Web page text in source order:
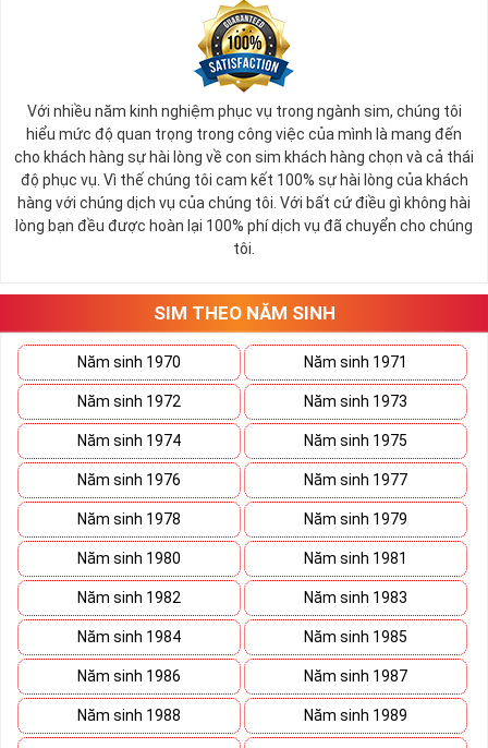
Ý nghĩa sim tứ quý 2
Theo quan niệm phong thủy
Số 2 tượng trưng cho sự cân bằng, hài hòa của âm dương và đất
trời. Sự cân bằng này giúp cho mọi việc đều thuận lợi và mang lại
nhiều may mắn trong cuộc sống và kinh doanh.
Số 2 còn biểu trưng cho lòng tốt, sự ổn định và tính hai mặt của
mọi vấn đề. Số 2 giúp cho họ có được sự lựa chọn, để đưa ra
những hướng giải quyết đúng đắn nhắt.
tứ 2 cùng xuất hiện trong một dãy số sim càng giúp cho ý nghĩa
sim tứ quýtăng lên gấp bội. Sở hữu sim Tứ Quý 2 giúp khích lệ tinh
thần người sở hữu là không sợ bất cứ điều gì mà hãy cứ làm thì
mọi điều tốt đẹp và may mắn ắt sẽ đến.
Lợi ích sim Tứ Quý 2 mang lại là gì?
Với nhiều năm kinh nghiệm phục vụ trong ngành sim, chúng tôi
hiểu mức độ quan trọng trong công việc của mình là mang đến
cho khách hàng sự hài lòng về con sim khách hàng chọn và cả thái
độ phục vụ. Vì thế chúng tôi cam kết 100% sự hài lòng của khách
hàng với chúng dịch vụ của chúng tôi. Với bất cứ điều gì không hài
lòng bạn đều được hoàn lại 100% phí dịch vụ đã chuyển cho chúng
tôi.
SIM THEO NĂM SINH
Năm sinh 1970 Năm sinh 1971
Năm sinh 1972 Năm sinh 1973
Năm sinh 1974 Năm sinh 1975
Năm sinh 1976 Năm sinh 1977
Năm sinh 1978 Năm sinh 1979
Năm sinh 1980 Năm sinh 1981
Năm sinh 1982 Năm sinh 1983
Năm sinh 1984 Năm sinh 1985
Năm sinh 1986 Năm sinh 1987
Năm sinh 1988 Năm sinh 1989